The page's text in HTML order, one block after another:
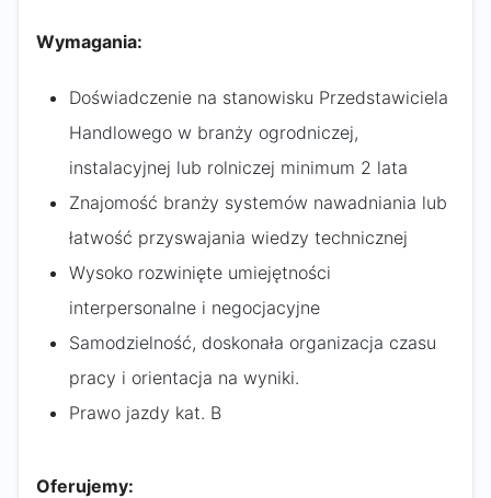
Wymagania:
Doświadczenie na stanowisku Przedstawiciela
Handlowego w branży ogrodniczej,
instalacyjnej lub rolniczej minimum 2 lata
Znajomość branży systemów nawadniania lub
łatwość przyswajania wiedzy technicznej
Wysoko rozwinięte umiejętności
interpersonalne i negocjacyjne
Samodzielność, doskonała organizacja czasu
pracy i orientacja na wyniki.
Prawo jazdy kat. B
Oferujemy: